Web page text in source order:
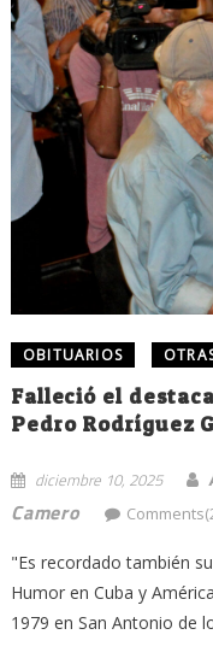
OBITUARIOS
Falleció el
Pedro Rodríguez
diciembre 10, 2025
Camero
"Es recordado también
Humor en Cuba y
1979 en San Antonio de